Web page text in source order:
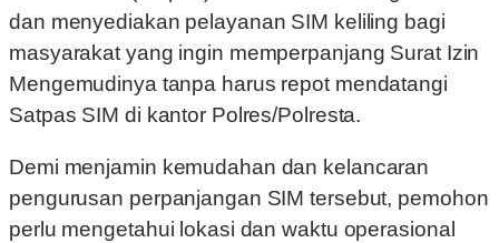
dan menyediakan pelayanan SIM keliling bagi
masyarakat yang ingin memperpanjang Surat Izin
Mengemudinya tanpa harus repot mendatangi
Satpas SIM di kantor Polres/Polresta.
Demi menjamin kemudahan dan kelancaran
pengurusan perpanjangan SIM tersebut, pemohon
perlu mengetahui lokasi dan waktu operasional